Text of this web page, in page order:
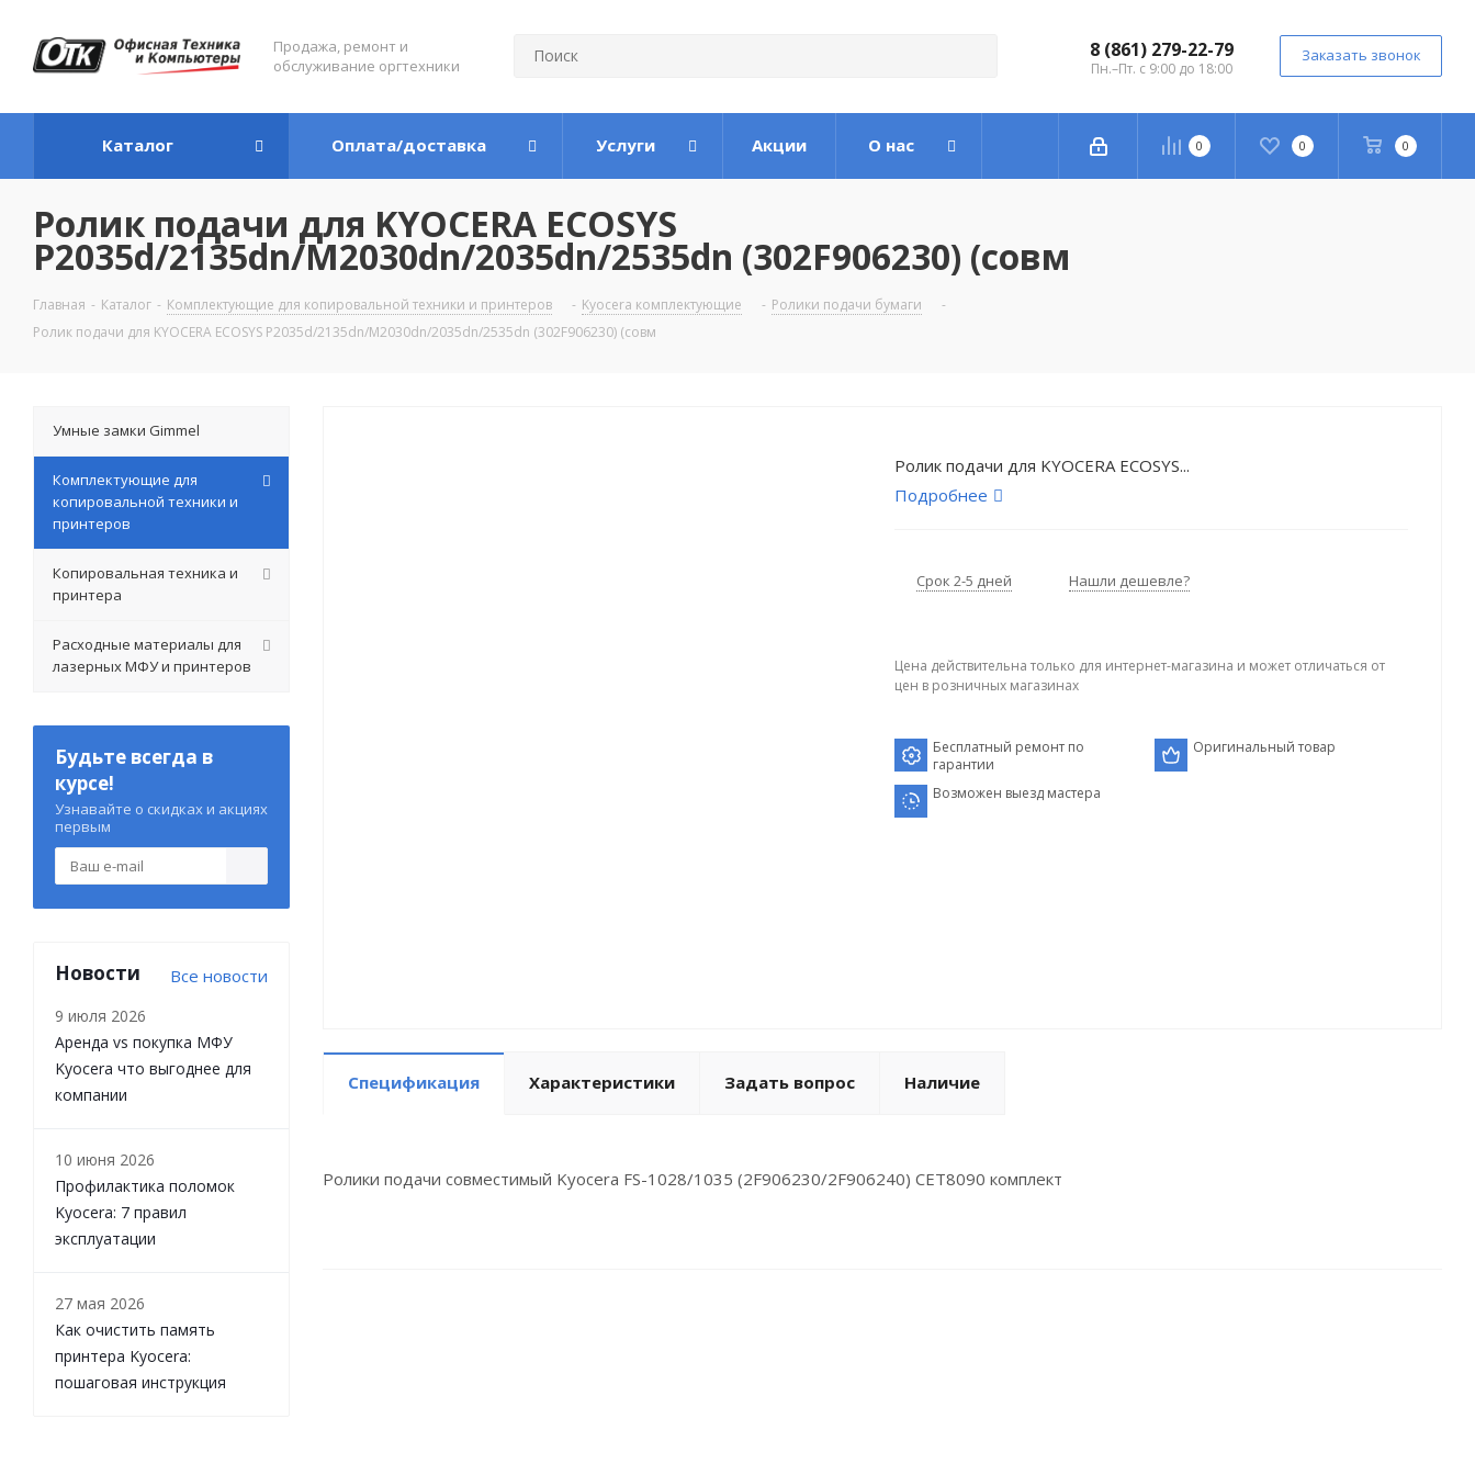
Продажа, ремонт и
обслуживание оргтехники
8 (861) 279-22-79
Пн.–Пт. с 9:00 до 18:00
Заказать звонок
0 0 0
Каталог Оплата/доставка Услуги Акции О нас
Ролик подачи для KYOCERA ECOSYS
P2035d/2135dn/M2030dn/2035dn/2535dn (302F906230) (совм
Главная - Каталог - Комплектующие для копировальной техники и принтеров - Kyocera комплектующие - Ролики подачи бумаги
-
Ролик подачи для KYOCERA ECOSYS P2035d/2135dn/M2030dn/2035dn/2535dn (302F906230) (совм
Ролик подачи для KYOCERA ECOSYS...
Подробнее
Срок 2-5 дней Нашли дешевле?
Цена действительна только для интернет-магазина и может отличаться от
цен в розничных магазинах
Бесплатный ремонт по
гарантии
Оригинальный товар
Возможен выезд мастера
Спецификация Характеристики Задать вопрос Наличие
Ролики подачи совместимый Kyocera FS-1028/1035 (2F906230/2F906240) СЕТ8090 комплект
Умные замки Gimmel
Комплектующие для
копировальной техники и
принтеров
Копировальная техника и
принтера
Расходные материалы для
лазерных МФУ и принтеров
Будьте всегда в
курсе!
Узнавайте о скидках и акциях
первым
Новости Все новости
9 июля 2026
Аренда vs покупка МФУ
Kyocera что выгоднее для
компании
10 июня 2026
Профилактика поломок
Kyocera: 7 правил
эксплуатации
27 мая 2026
Как очистить память
принтера Kyocera:
пошаговая инструкция